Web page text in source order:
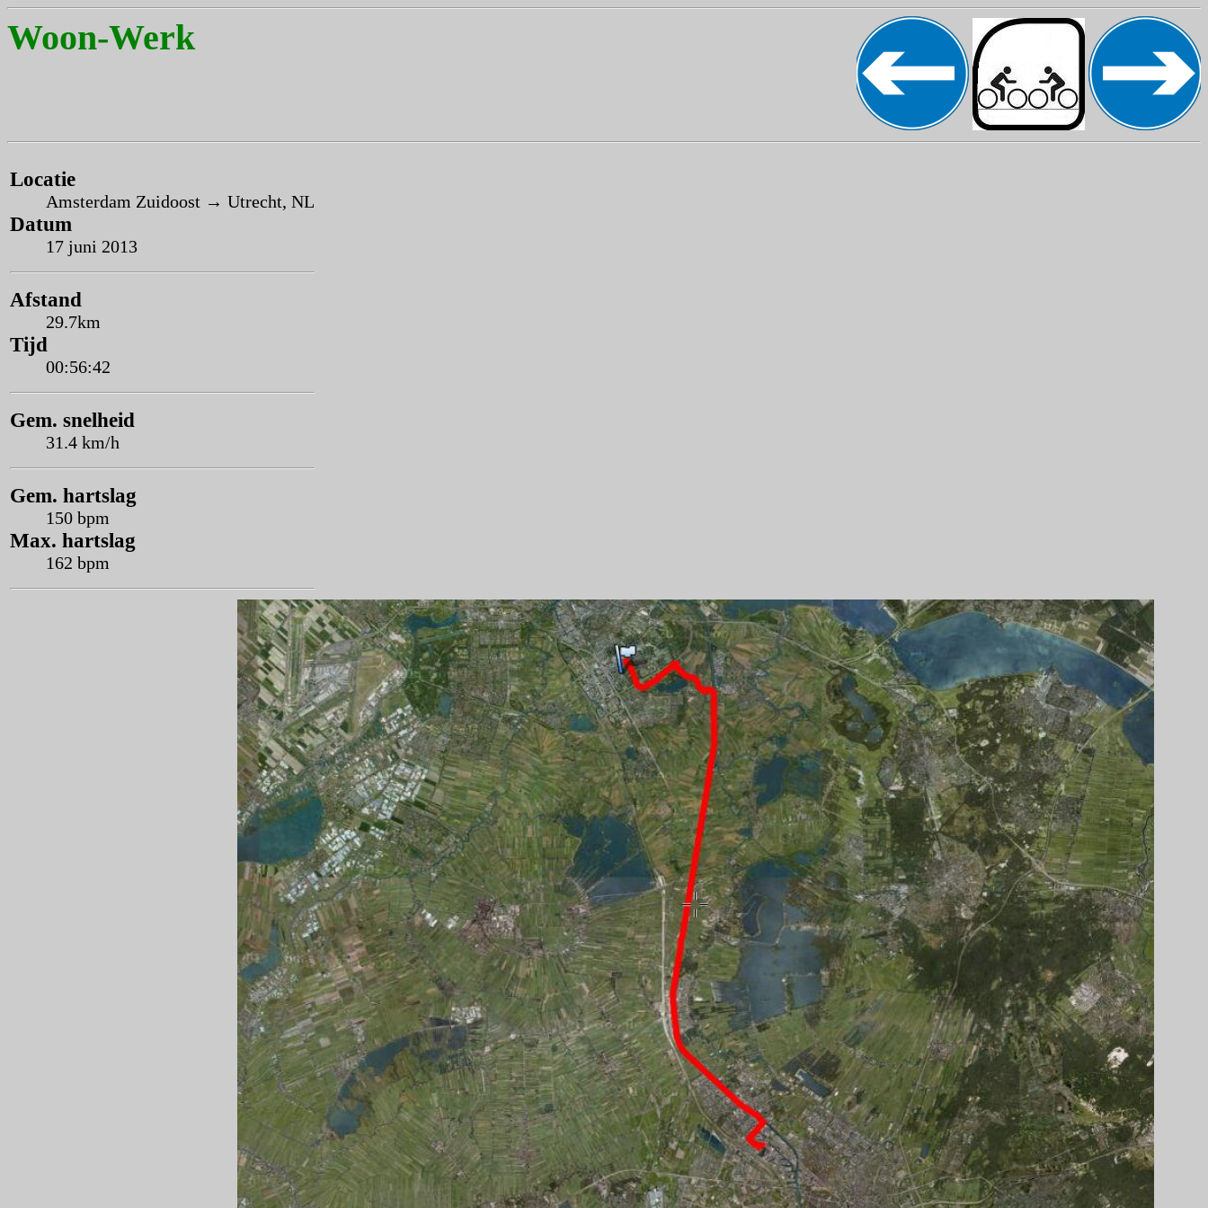
Woon-Werk
Locatie
Amsterdam Zuidoost → Utrecht, NL
Datum
17 juni 2013
Afstand
29.7km
Tijd
00:56:42
Gem. snelheid
31.4 km/h
Gem. hartslag
150 bpm
Max. hartslag
162 bpm